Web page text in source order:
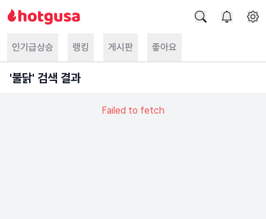
인기급상승 랭킹 게시판 좋아요
'불닭' 검색 결과
Failed to fetch